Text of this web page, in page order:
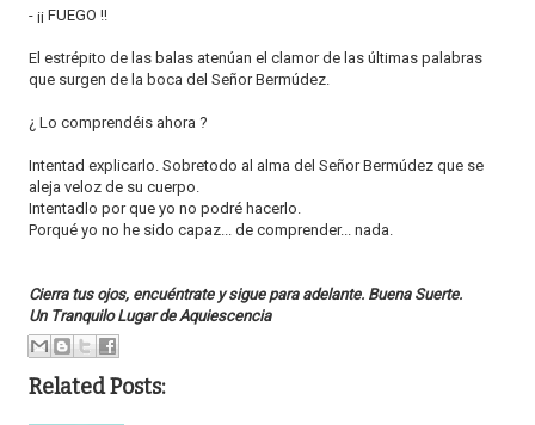
- ¡¡ FUEGO !!
El estrépito de las balas atenúan el clamor de las últimas palabras
que surgen de la boca del Señor Bermúdez.
¿ Lo comprendéis ahora ?
Intentad explicarlo. Sobretodo al alma del Señor Bermúdez que se
aleja veloz de su cuerpo.
Intentadlo por que yo no podré hacerlo.
Porqué yo no he sido capaz... de comprender... nada.
Cierra tus ojos, encuéntrate y sigue para adelante. Buena Suerte.
Un Tranquilo Lugar de Aquiescencia
Related Posts: